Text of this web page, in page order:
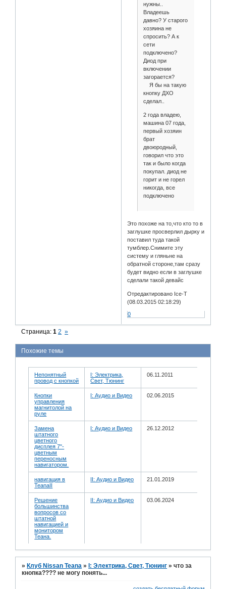
нужны..
Владеешь
давно? У старого
хозяина не
спросить? А к
сети
подключено?
Диод при
включении
загорается?
Я бы на такую
кнопку ДХО
сделал..
2 года владею,
машина 07 года,
первый хозяин
брат
двоюродный,
говорил что это
так и было когда
покупал. диод не
горит и не горел
никогда, все
подключено
Это похоже на то,что кто то в
заглушке просверлил дырку и
поставил туда такой
тумблер.Снимите эту
систему и гляньне на
обратной стороне,там сразу
будет видно если в заглушке
сделали такой девайс
Отредактировано Ice-T
(08.03.2015 02:18:29)
0
Страница:1 2 »
Похожие темы
Непонятный
провод с кнопкой
I: Электрика,
Свет, Тюнинг
06.11.2011
Кнопки
управления
магнитолой на
руле
I: Аудио и Bидео 02.06.2015
Замена
штатного
цветного
дисплея 7"-
цветным
переносным
навигатором.
I: Аудио и Bидео 26.12.2012
навигация в
TeanaII
II: Аудио и Bидео 21.01.2019
Решение
большинства
вопросов со
штатной
навигацией и
монитором
Теана.
II: Аудио и Bидео 03.06.2024
»Клуб Nissan Teana »I: Электрика, Свет, Тюнинг »что за
кнопка???? не могу понять...